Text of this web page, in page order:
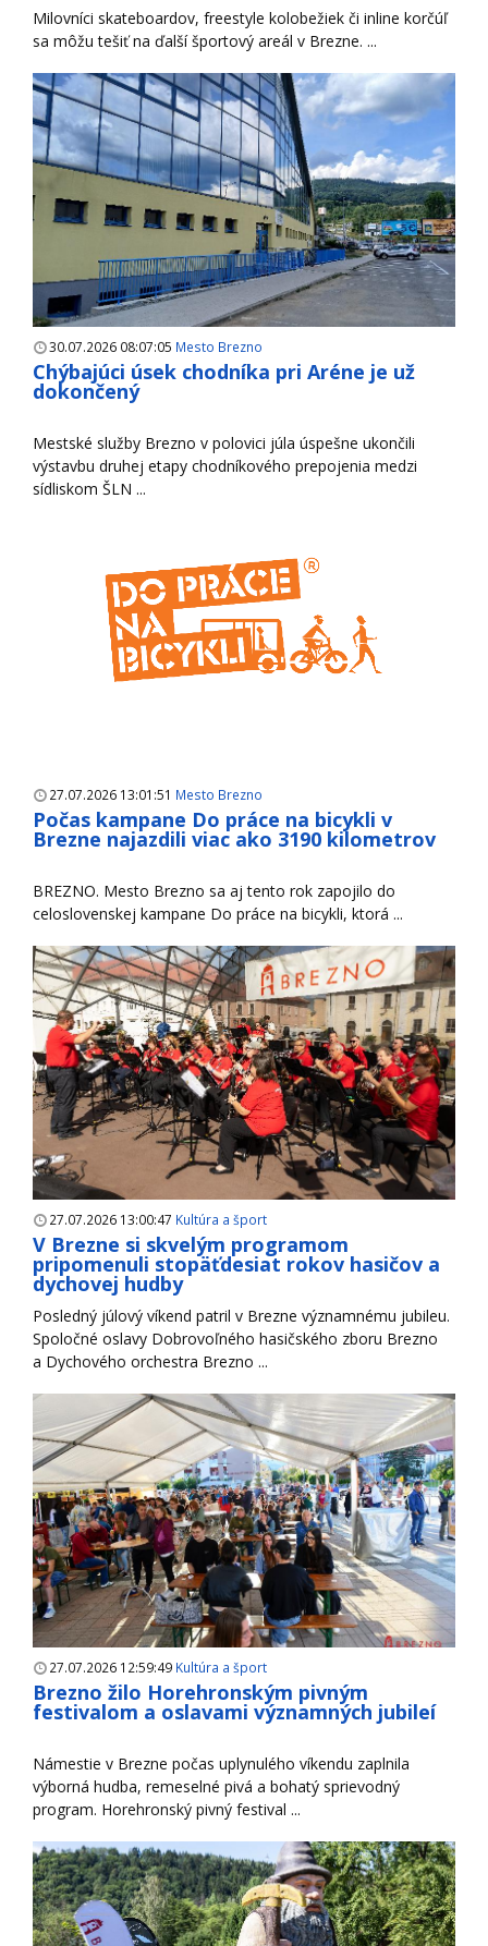
Milovníci skateboardov, freestyle kolobežiek či inline korčúľ
sa môžu tešiť na ďalší športový areál v Brezne. ...
30.07.2026 08:07:05 Mesto Brezno
Chýbajúci úsek chodníka pri Aréne je už
dokončený
Mestské služby Brezno v polovici júla úspešne ukončili
výstavbu druhej etapy chodníkového prepojenia medzi
sídliskom ŠLN ...
27.07.2026 13:01:51 Mesto Brezno
Počas kampane Do práce na bicykli v
Brezne najazdili viac ako 3190 kilometrov
BREZNO. Mesto Brezno sa aj tento rok zapojilo do
celoslovenskej kampane Do práce na bicykli, ktorá ...
27.07.2026 13:00:47 Kultúra a šport
V Brezne si skvelým programom
pripomenuli stopäťdesiat rokov hasičov a
dychovej hudby
Posledný júlový víkend patril v Brezne významnému jubileu.
Spoločné oslavy Dobrovoľného hasičského zboru Brezno
a Dychového orchestra Brezno ...
27.07.2026 12:59:49 Kultúra a šport
Brezno žilo Horehronským pivným
festivalom a oslavami významných jubileí
Námestie v Brezne počas uplynulého víkendu zaplnila
výborná hudba, remeselné pivá a bohatý sprievodný
program. Horehronský pivný festival ...